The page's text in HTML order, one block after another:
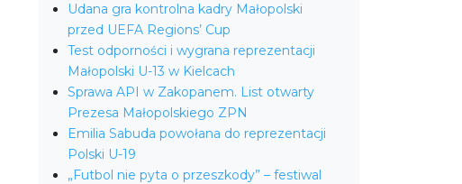
Udana gra kontrolna kadry Małopolski
przed UEFA Regions’ Cup
Test odporności i wygrana reprezentacji
Małopolski U-13 w Kielcach
Sprawa API w Zakopanem. List otwarty
Prezesa Małopolskiego ZPN
Emilia Sabuda powołana do reprezentacji
Polski U-19
„Futbol nie pyta o przeszkody” – festiwal